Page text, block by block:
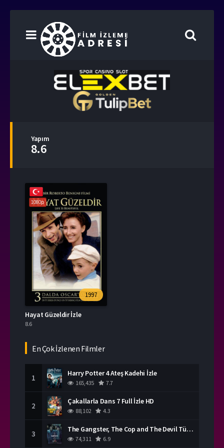
Yapım
8.6
1080p
1997
Hayat Güzeldir İzle
8.6
En Çok İzlenen Filmler
1 Harry Potter 4 Ateş Kadehi İzle
165,435 7.7
2 Çakallarla Dans 7 Full İzle HD
88,102 4.3
3 The Gangster, The Cop and The Devil Türkçe Dublaj İzle
74,311 6.9